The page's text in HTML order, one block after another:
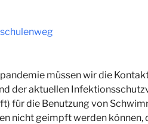
müssen wir die
der aktuellen
für die Benutzung von
nicht geimpft werden